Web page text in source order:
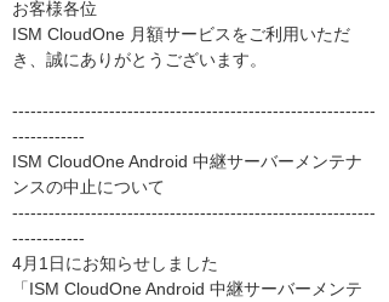
お客様各位
ISM CloudOne 月額サービスをご利用いただ
き、誠にありがとうございます。
------------------------------------------------------------
------------
ISM CloudOne Android 中継サーバーメンテナ
ンスの中止について
------------------------------------------------------------
------------
4月1日にお知らせしました
「ISM CloudOne Android 中継サーバーメンテ